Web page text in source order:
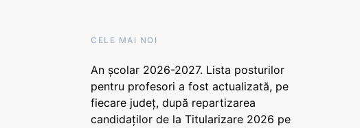
CELE MAI NOI
An școlar 2026-2027. Lista posturilor
pentru profesori a fost actualizată, pe
fiecare județ, după repartizarea
candidaților de la Titularizare 2026 pe